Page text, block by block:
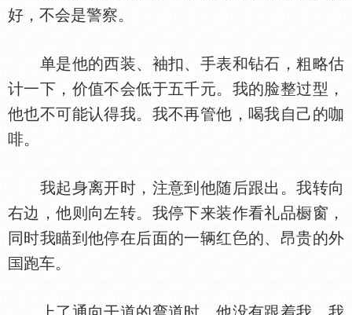
好，不会是警察。
单是他的西装、袖扣、手表和钻石，粗略估
计一下，价值不会低于五千元。我的脸整过型，
他也不可能认得我。我不再管他，喝我自己的咖
啡。
我起身离开时，注意到他随后跟出。我转向
右边，他则向左转。我停下来装作看礼品橱窗，
同时我瞄到他停在后面的一辆红
的、昂贵的外
跑车。